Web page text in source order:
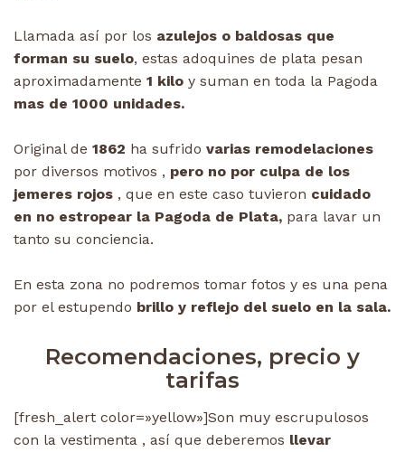
Llamada así por los azulejos o baldosas que
forman su suelo, estas adoquines de plata pesan
aproximadamente 1 kilo y suman en toda la Pagoda
mas de 1000 unidades.
Original de 1862 ha sufrido varias remodelaciones
por diversos motivos , pero no por culpa de los
jemeres rojos , que en este caso tuvieron cuidado
en no estropear la Pagoda de Plata, para lavar un
tanto su conciencia.
En esta zona no podremos tomar fotos y es una pena
por el estupendo brillo y reflejo del suelo en la sala.
Recomendaciones, precio y
tarifas
[fresh_alert color=»yellow»]Son muy escrupulosos
con la vestimenta , así que deberemos llevar